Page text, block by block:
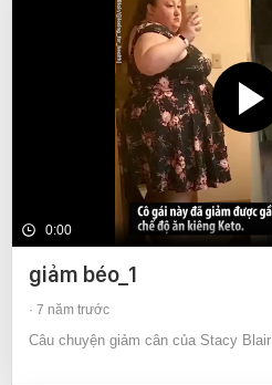
0:00
giảm béo_1
7 năm trước
Câu chuyện giảm cân của Stacy Blair